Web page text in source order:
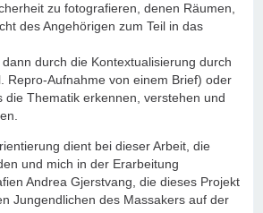
zu fotografieren, denen Räumen,
des Angehörigen zum Teil in das
durch die Kontextualisierung durch
Repro-Aufnahme von einem Brief) oder
die Thematik erkennen, verstehen und
dient bei dieser Arbeit, die
und mich in der Erarbeitung
Andrea Gjerstvang, die dieses Projekt
Jungendlichen des Massakers auf der